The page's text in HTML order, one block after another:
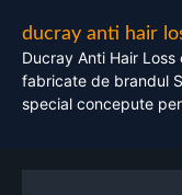
ducray anti hair
Ducray Anti Hair
fabricate de brandul
special concepute